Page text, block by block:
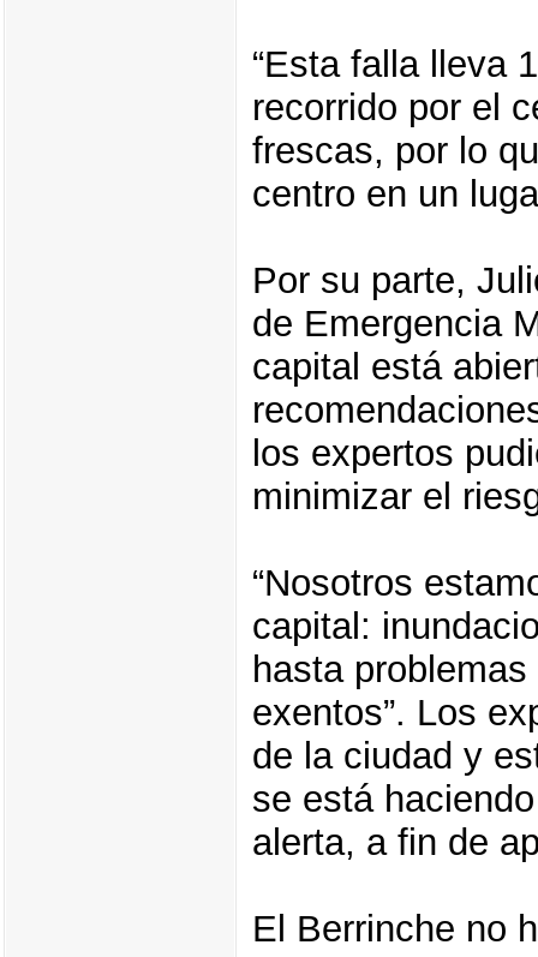
“Esta falla lleva
recorrido por el
frescas, por lo
centro en un
Por su parte,
de Emergencia
capital está
los expertos
minimizar el
“Nosotros
capital:
hasta
exentos”. Los
de la ciudad y
se está
alerta, a fin de
El Berrinche no